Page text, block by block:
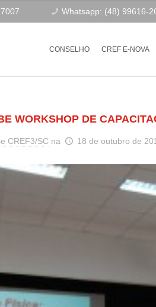
Whatsapp: (48) 99616-
CONSELHO CREF E-NOVA
WORKSHOP DE
CREF3/SC na 18 de outubro de